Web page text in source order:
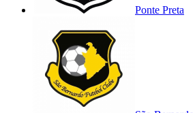
Ponte Preta